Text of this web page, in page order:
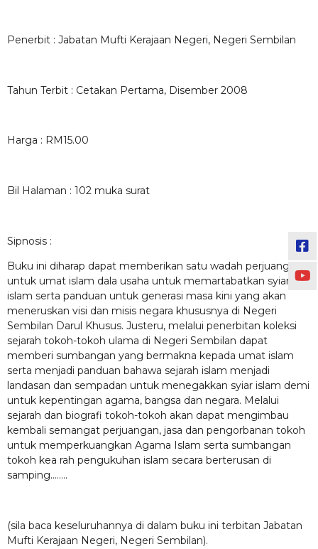
Penerbit : Jabatan Mufti Kerajaan Negeri, Negeri Sembilan
Tahun Terbit : Cetakan Pertama, Disember 2008
Harga : RM15.00
Bil Halaman : 102 muka surat
Sipnosis :
Buku ini diharap dapat memberikan satu wadah perjuangan
untuk umat islam dala usaha untuk memartabatkan syiar
islam serta panduan untuk generasi masa kini yang akan
meneruskan visi dan misis negara khususnya di Negeri
Sembilan Darul Khusus. Justeru, melalui penerbitan koleksi
sejarah tokoh-tokoh ulama di Negeri Sembilan dapat
memberi sumbangan yang bermakna kepada umat islam
serta menjadi panduan bahawa sejarah islam menjadi
landasan dan sempadan untuk menegakkan syiar islam demi
untuk kepentingan agama, bangsa dan negara. Melalui
sejarah dan biografi tokoh-tokoh akan dapat mengimbau
kembali semangat perjuangan, jasa dan pengorbanan tokoh
untuk memperkuangkan Agama Islam serta sumbangan
tokoh kea rah pengukuhan islam secara berterusan di
samping……..
(sila baca keseluruhannya di dalam buku ini terbitan Jabatan
Mufti Kerajaan Negeri, Negeri Sembilan).